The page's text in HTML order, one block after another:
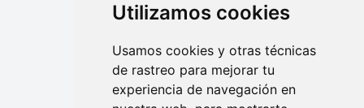
Utilizamos cookies
Usamos cookies y otras técnicas
de rastreo para mejorar tu
experiencia de navegación en